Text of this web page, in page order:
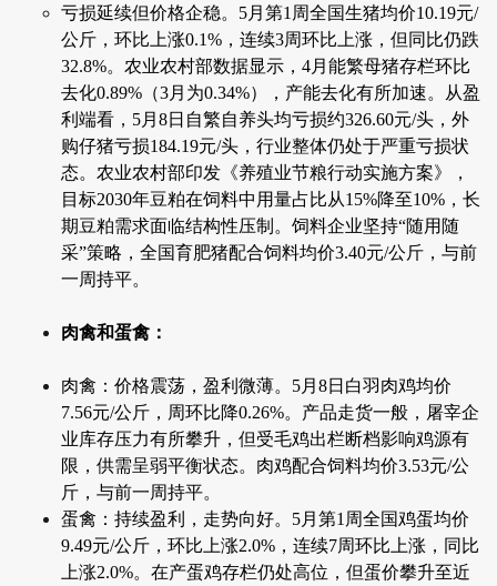
亏损延续但价格企稳。5月第1周全国生猪均价10.19元/
公斤，环比上涨0.1%，连续3周环比上涨，但同比仍跌
32.8%。农业农村部数据显示，4月能繁母猪存栏环比
去化0.89%（3月为0.34%），产能去化有所加速。从盈
利端看，5月8日自繁自养头均亏损约326.60元/头，外
购仔猪亏损184.19元/头，行业整体仍处于严重亏损状
态。农业农村部印发《养殖业节粮行动实施方案》，
目标2030年豆粕在饲料中用量占比从15%降至10%，长
期豆粕需求面临结构性压制。饲料企业坚持“随用随
采”策略，全国育肥猪配合饲料均价3.40元/公斤，与前
一周持平。
肉禽和蛋禽：
肉禽：价格震荡，盈利微薄。5月8日白羽肉鸡均价
7.56元/公斤，周环比降0.26%。产品走货一般，屠宰企
业库存压力有所攀升，但受毛鸡出栏断档影响鸡源有
限，供需呈弱平衡状态。肉鸡配合饲料均价3.53元/公
斤，与前一周持平。
蛋禽：持续盈利，走势向好。5月第1周全国鸡蛋均价
9.49元/公斤，环比上涨2.0%，连续7周环比上涨，同比
上涨2.0%。在产蛋鸡存栏仍处高位，但蛋价攀升至近